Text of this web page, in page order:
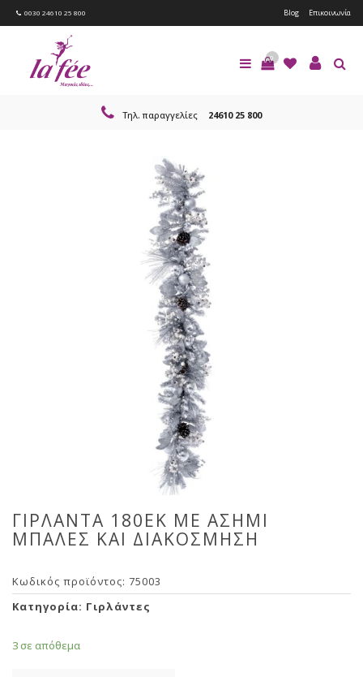
0030 24610 25 800 Blog Επικοινωνία
0
Τηλ. παραγγελίες 24610 25 800
ΓΙΡΛΑΝΤΑ 180ΕΚ ΜΕ ΑΣΗΜΙ
ΜΠΑΛΕΣ ΚΑΙ ΔΙΑΚΟΣΜΗΣΗ
Κωδικός προϊόντος: 75003
Κατηγορία: Γιρλάντες
3 σε απόθεμα